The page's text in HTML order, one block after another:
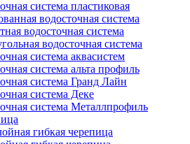
система пластиковая
водосточная система
водосточная система
водосточная система
система аквасистем
система альта профиль
система Гранд Лайн
система Деке
система Металлпрофиль
гибкая черепица